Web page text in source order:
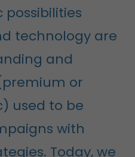
technology are
and
or
used to be
with
Today, we